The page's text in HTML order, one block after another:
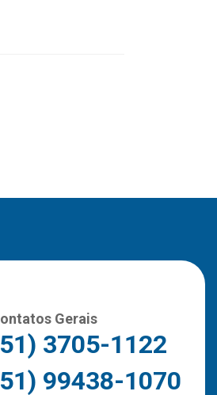
Gerais
3705-1122
99438-1070